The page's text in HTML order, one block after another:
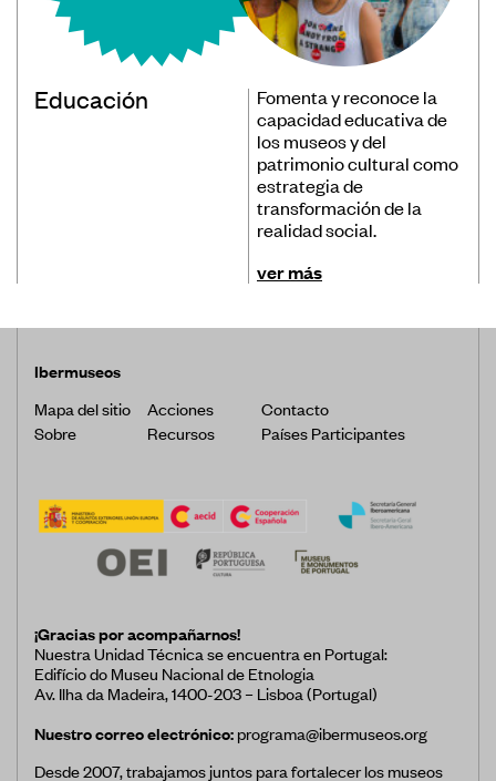
Educación
Fomenta y reconoce la
capacidad educativa de
los museos y del
patrimonio cultural como
estrategia de
transformación de la
realidad social.
ver más
Ibermuseos
Mapa del sitio
Acciones
Contacto
Sobre
Recursos Países Participantes
¡Gracias por acompañarnos!
Nuestra Unidad Técnica se encuentra en Portugal:
Edifício do Museu Nacional de Etnologia
Av. Ilha da Madeira, 1400-203 – Lisboa (Portugal)
Nuestro correo electrónico:programa@ibermuseos.org
Desde 2007, trabajamos juntos para fortalecer los museos